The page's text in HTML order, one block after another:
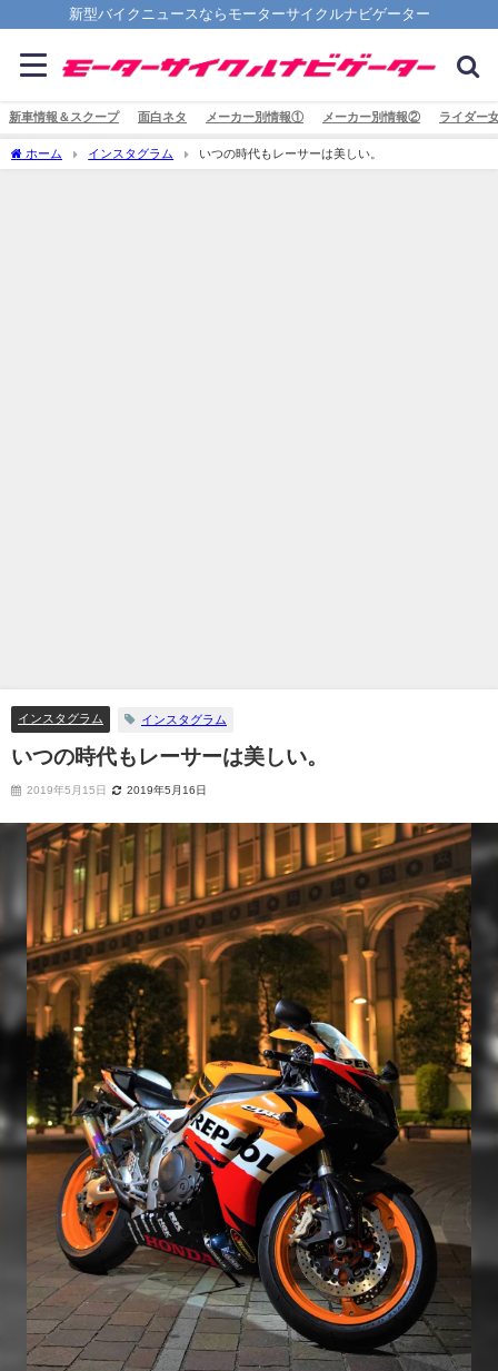
新型バイクニュースならモーターサイクルナビゲーター
新車情報＆スクープ 面白ネタ メーカー別情報① メーカー別情報② ライダー
ホーム インスタグラム いつの時代もレーサーは美しい。
インスタグラム インスタグラム
いつの時代もレーサーは美しい。
2019年5月15日 2019年5月16日